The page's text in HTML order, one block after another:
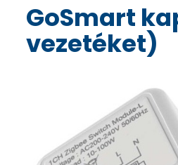
GoSmart
vezetéket)